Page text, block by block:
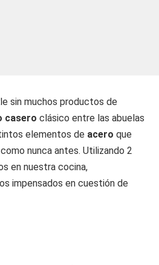
sin muchos productos de
casero clásico entre las abuelas
elementos de acero que
nunca antes. Utilizando 2
en nuestra cocina,
impensados en cuestión de